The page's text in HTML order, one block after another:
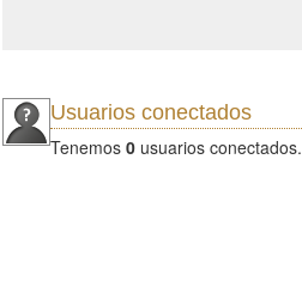
Usuarios conectados
Tenemos 0 usuarios conectados.